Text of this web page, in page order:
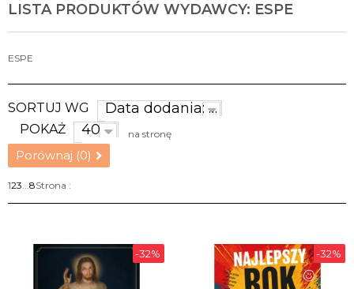
LISTA PRODUKTÓW WYDAWCY: ESPE
ESPE
SORTUJ WG Data dodania: najnowsze
POKAŻ 40 na stronę
Porównaj (0)
Strona :
123...8
-32% -32%